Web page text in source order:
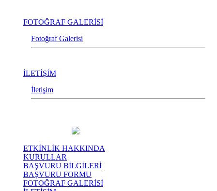
FOTOĞRAF GALERİSİ
Fotoğraf Galerisi
İLETİŞİM
İletişim
ETKİNLİK HAKKINDA
KURULLAR
BAŞVURU BİLGİLERİ
BAŞVURU FORMU
FOTOĞRAF GALERİSİ